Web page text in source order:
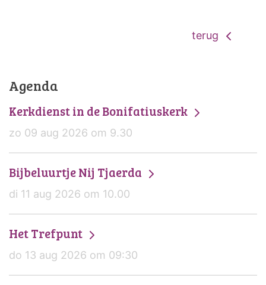
terug
Agenda
Kerkdienst in de Bonifatiuskerk
zo 09 aug 2026 om 9.30
Bijbeluurtje Nij Tjaerda
di 11 aug 2026 om 10.00
Het Trefpunt
do 13 aug 2026 om 09:30